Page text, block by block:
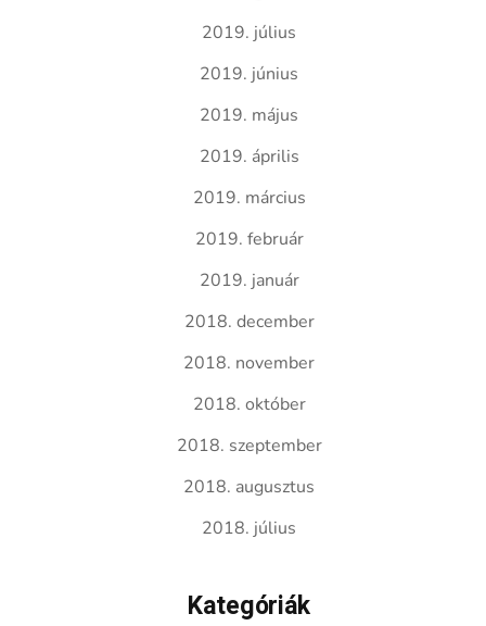
2019. július
2019. június
2019. május
2019. április
2019. március
2019. február
2019. január
2018. december
2018. november
2018. október
2018. szeptember
2018. augusztus
2018. július
Kategóriák